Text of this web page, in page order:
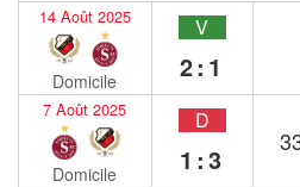
14 Août 2025
Domicile
V
2:1
7 Août 2025
Domicile
D
1:3